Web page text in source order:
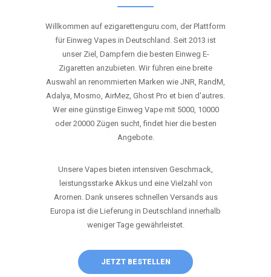
Willkommen auf ezigarettenguru.com, der Plattform
für Einweg Vapes in Deutschland. Seit 2013 ist
unser Ziel, Dampfern die besten Einweg E-
Zigaretten anzubieten. Wir führen eine breite
Auswahl an renommierten Marken wie JNR, RandM,
Adalya, Mosmo, AirMez, Ghost Pro et bien d'autres.
Wer eine günstige Einweg Vape mit 5000, 10000
oder 20000 Zügen sucht, findet hier die besten
Angebote.
Unsere Vapes bieten intensiven Geschmack,
leistungsstarke Akkus und eine Vielzahl von
Aromen. Dank unseres schnellen Versands aus
Europa ist die Lieferung in Deutschland innerhalb
weniger Tage gewährleistet.
JETZT BESTELLEN